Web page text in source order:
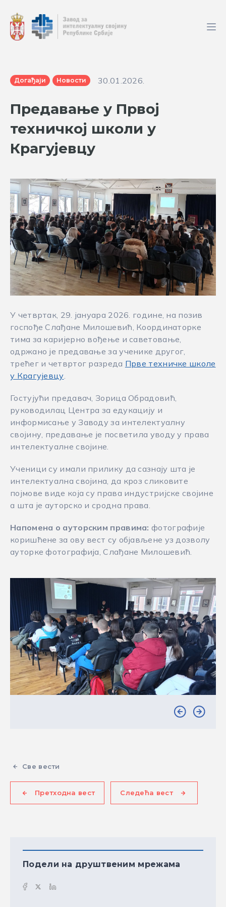
Догађаји Новости 30.01.2026.
Предавање у Првој
техничкој школи у
Крагујевцу
У четвртак, 29. јануара 2026. године, на позив
госпође Слађане Милошевић, Координаторке
тима за каријерно вођење и саветовање,
одржано је предавање за ученике другог,
трећег и четвртог разреда Прве техничке школе
у Крагујевцу.
Гостујући предавач, Зорица Обрадовић,
руководилац Центра за едукацију и
информисање у Заводу за интелектуалну
својину, предавање је посветила уводу у права
интелектуалне својине.
Ученици су имали прилику да сазнају шта је
интелектуална својина, да кроз сликовите
појмове виде која су права индустријске својине
а шта је ауторско и сродна права.
Напомена о ауторским правима: фотографије
коришћене за ову вест су објављене уз дозволу
ауторке фотографија, Слађане Милошевић.
Све вести
Претходна вест Следећа вест
Подели на друштвеним мрежама